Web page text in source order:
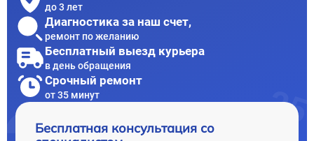
до 3 лет
Диагностика за наш счет,
ремонт по желанию
Бесплатный выезд курьера
в день обращения
Срочный ремонт
от 35 минут
Бесплатная консультация со